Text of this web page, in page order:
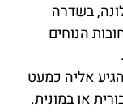
בשדרה
הנוחים
אליה כמעט
או במונית.